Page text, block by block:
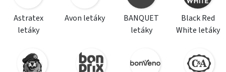
Astratex
letáky
Avon letáky
BANQUET
letáky
Black Red
White letáky